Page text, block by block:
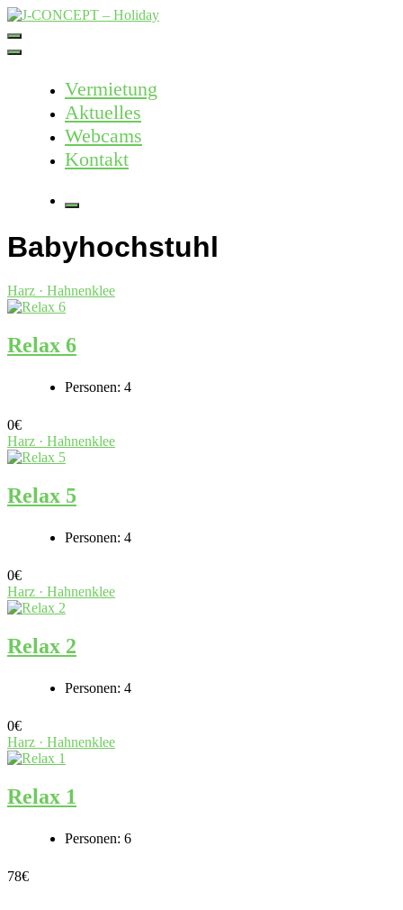
Skip
to
content
Vermietung
Aktuelles
Webcams
Kontakt
More
Babyhochstuhl
Harz · Hahnenklee
Relax 6
Personen: 4
0€
Harz · Hahnenklee
Relax 5
Personen: 4
0€
Harz · Hahnenklee
Relax 2
Personen: 4
0€
Harz · Hahnenklee
Relax 1
Personen: 6
78€